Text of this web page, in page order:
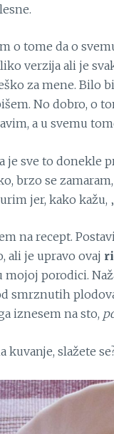
o tome da o
verzija ali je
za mene. Bilo
No dobro, o
a u svemu
je sve to donekle
brzo se
jer, kako kažu,
na recept.
ali je upravo ovaj
porodici.
smrznutih
iznesem na sto,
kuvanje, slažete